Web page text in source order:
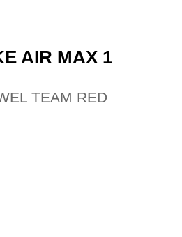
AIR MAX 1
TEAM RED